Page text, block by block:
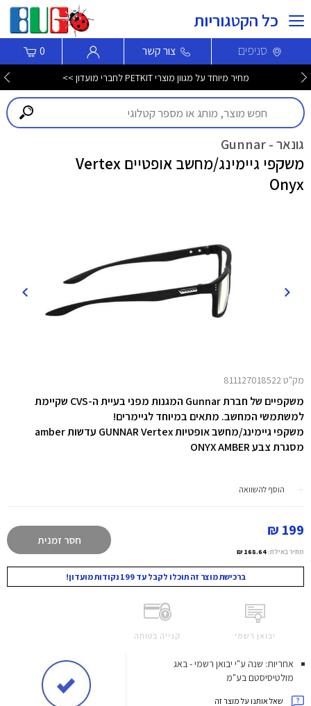
כל הקטגוריות
סניפים צור קשר 0
מחיר מיוחד על מגוון מוצרי PETKIT לחברי מועדון >>
גונאר - Gunnar
משקפי גיימינג/מחשב אופטיים Vertex
Onyx
מק"ט 811127018522
משקפיים של חברת Gunnar המגנות מפני בעיית ה-CVS שקיימת
למשתמשי המחשב. מתאים במיוחד לגיימרים!
משקפי גיימינג/מחשב אופטיות GUNNAR Vertex עדשות amber
מסגרת צבע ONYX AMBER
הוסף להשוואה
199 ₪
מחיר באילת: 168.64 ₪
חסר זמנית
ברכישת מוצר זה תוכלו לקבל עד 199 נקודות מועדון!
יבואן רשמי קנייה בטוחה
אחריות: שנה ע"י יבואן רשמי - באג
מולטיסיסטם בע"מ
שאל אותנו על מוצר זה